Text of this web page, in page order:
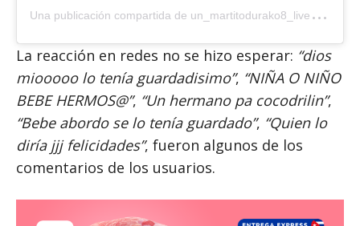
U
na publicación compartida de un_martitodurako8_live_oficial (@un_martitodurako8_live_oficial)
La reacción en redes no se hizo esperar: “dios
miooooo lo tenía guardadisimo”, “NIÑA O NIÑO
BEBE HERMOS@”, “Un hermano pa cocodrilin”,
“Bebe abordo se lo tenía guardado”, “Quien lo
diría jjj felicidades”, fueron algunos de los
comentarios de los usuarios.